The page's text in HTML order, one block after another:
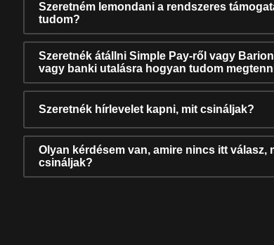
Szeretném lemondani a rendszeres
tudom?
Szeretnék átállni Simple Pay-ről vagy
vagy banki utalásra hogyan tudom
Szeretnék hírlevelet kapni, mit csináljak?
Olyan kérdésem van, amire nincs itt válasz,
csináljak?